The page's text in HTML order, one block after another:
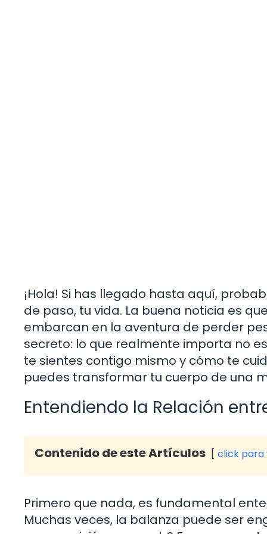
¡Hola! Si has llegado hasta aquí,
de paso, tu vida. La buena noticia es
embarcan en la aventura de perder
secreto: lo que realmente importa no
te sientes contigo mismo y cómo te
puedes transformar tu cuerpo de una
Entendiendo la Relación
Contenido de este Artículos click para
Primero que nada, es fundamental
Muchas veces, la balanza puede ser